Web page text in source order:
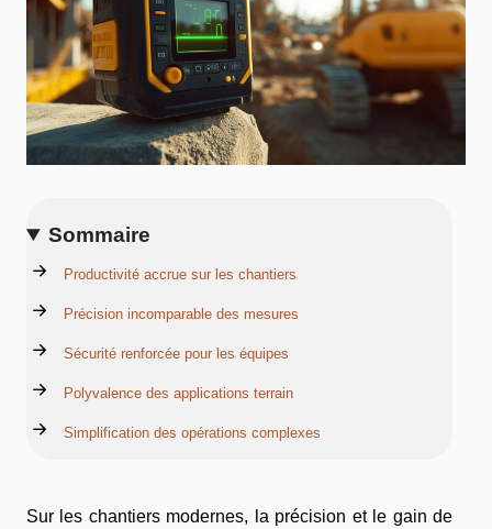
Sommaire
Productivité accrue sur les chantiers
Précision incomparable des mesures
Sécurité renforcée pour les équipes
Polyvalence des applications terrain
Simplification des opérations complexes
Sur les chantiers modernes, la précision et le gain de